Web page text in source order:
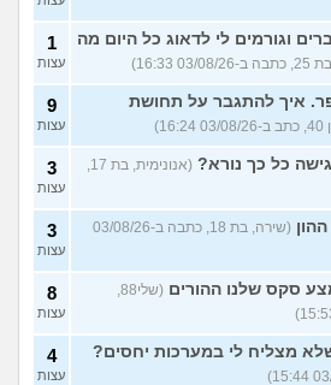
וגורמים לי לדאוג כל היום מה
16:33)
1
עצות
איך להתגבר על תחושת
9
עצות
כל כך נורא?
(אנונימית, בת 17,
3
עצות
(שירה, בת 18, כתבה ב-03/08/26
3
עצות
סקס שלנו ההורים
(שלי88,
8
עצות
מצליח לי במערכות יחסים? 4
עצות